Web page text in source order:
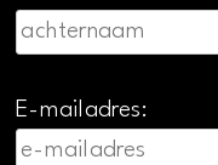
E-mailadres: